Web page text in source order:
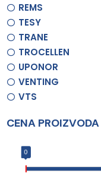
REMS
TESY
TRANE
TROCELLEN
UPONOR
VENTING
VTS
CENA PROIZVODA
0